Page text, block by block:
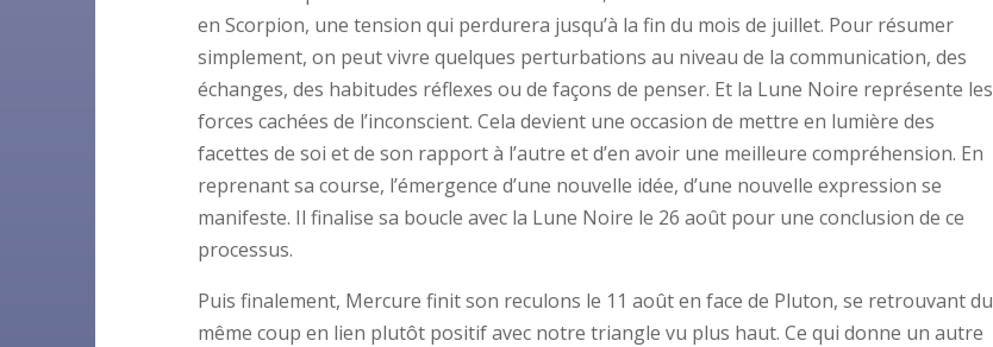
en Scorpion, une tension qui perdurera jusqu’à la fin du mois de juillet. Pour résumer
simplement, on peut vivre quelques perturbations au niveau de la communication, des
échanges, des habitudes réflexes ou de façons de penser. Et la Lune Noire représente les
forces cachées de l’inconscient. Cela devient une occasion de mettre en lumière des
facettes de soi et de son rapport à l’autre et d’en avoir une meilleure compréhension. En
reprenant sa course, l’émergence d’une nouvelle idée, d’une nouvelle expression se
manifeste. Il finalise sa boucle avec la Lune Noire le 26 août pour une conclusion de ce
processus.
Puis finalement, Mercure finit son reculons le 11 août en face de Pluton, se retrouvant du
même coup en lien plutôt positif avec notre triangle vu plus haut. Ce qui donne un autre